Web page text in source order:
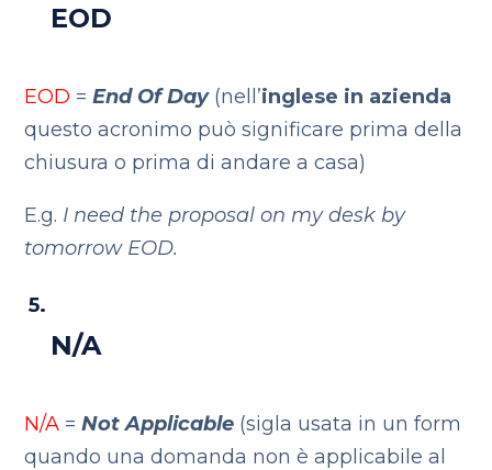
EOD
EOD =End Of Day(nell’inglese in azienda
questo acronimo può significare prima della
chiusura o prima di andare a casa)
E.g. I need the proposal on my desk by
tomorrow EOD.
N/A
N/A =Not Applicable (sigla usata in un form
quando una domanda non è applicabile al